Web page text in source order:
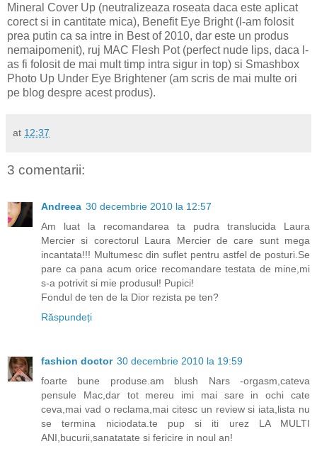
Mineral Cover Up (neutralizeaza roseata daca este aplicat
corect si in cantitate mica), Benefit Eye Bright (l-am folosit
prea putin ca sa intre in Best of 2010, dar este un produs
nemaipomenit), ruj MAC Flesh Pot (perfect nude lips, daca l-
as fi folosit de mai mult timp intra sigur in top) si Smashbox
Photo Up Under Eye Brightener (am scris de mai multe ori
pe blog despre acest produs).
at 12:37
3 comentarii:
Andreea 30 decembrie 2010 la 12:57
Am luat la recomandarea ta pudra translucida Laura
Mercier si corectorul Laura Mercier de care sunt mega
incantata!!! Multumesc din suflet pentru astfel de posturi.Se
pare ca pana acum orice recomandare testata de mine,mi
s-a potrivit si mie produsul! Pupici!
Fondul de ten de la Dior rezista pe ten?
Răspundeți
fashion doctor 30 decembrie 2010 la 19:59
foarte bune produse.am blush Nars -orgasm,cateva
pensule Mac,dar tot mereu imi mai sare in ochi cate
ceva,mai vad o reclama,mai citesc un review si iata,lista nu
se termina niciodata.te pup si iti urez LA MULTI
ANI,bucurii,sanatatate si fericire in noul an!